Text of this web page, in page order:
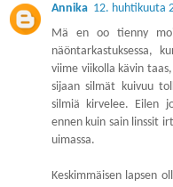
Annika 12. huhtikuuta
Mä en oo tienny
näöntarkastuksessa,
viime viikolla kävin
sijaan silmät kuivuu
silmiä kirvelee. Eilen
ennen kuin sain linssit
uimassa.
Keskimmäisen lapsen